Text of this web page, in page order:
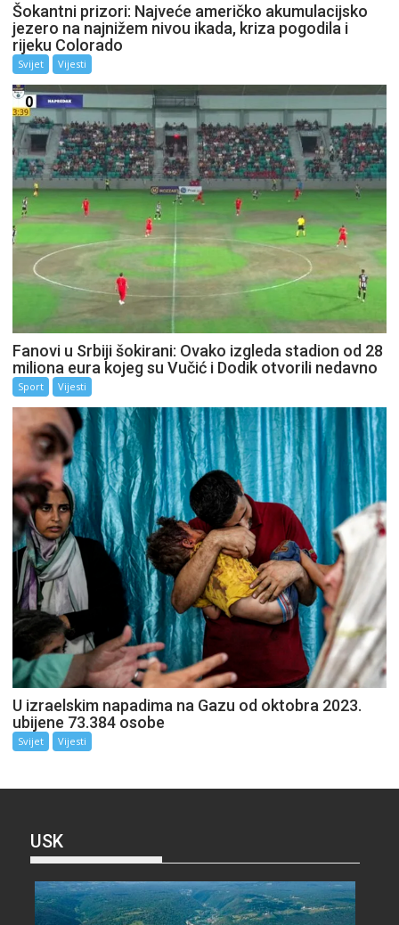
Šokantni prizori: Najveće američko akumulacijsko
jezero na najnižem nivou ikada, kriza pogodila i
rijeku Colorado
Svijet Vijesti
Fanovi u Srbiji šokirani: Ovako izgleda stadion od 28
miliona eura kojeg su Vučić i Dodik otvorili nedavno
Sport Vijesti
U izraelskim napadima na Gazu od oktobra 2023.
ubijene 73.384 osobe
Svijet Vijesti
USK